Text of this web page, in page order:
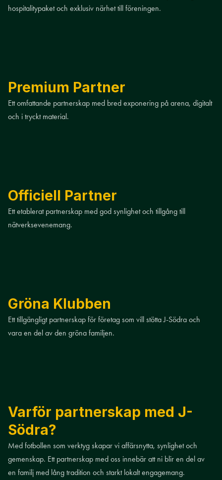
hospitalitypaket och exklusiv närhet till föreningen.
Premium Partner
Ett omfattande partnerskap med bred exponering på arena, digitalt
och i tryckt material.
Officiell Partner
Ett etablerat partnerskap med god synlighet och tillgång till
nätverksevenemang.
Gröna Klubben
Ett tillgängligt partnerskap för företag som vill stötta J-Södra och
vara en del av den gröna familjen.
Varför partnerskap med J-
Södra?
Med fotbollen som verktyg skapar vi affärsnytta, synlighet och
gemenskap. Ett partnerskap med oss innebär att ni blir en del av
en familj med lång tradition och starkt lokalt engagemang.